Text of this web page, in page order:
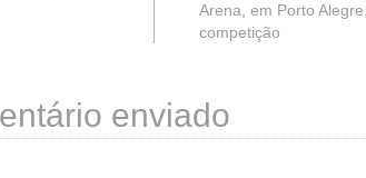
Arena, em Porto
competição
enviado